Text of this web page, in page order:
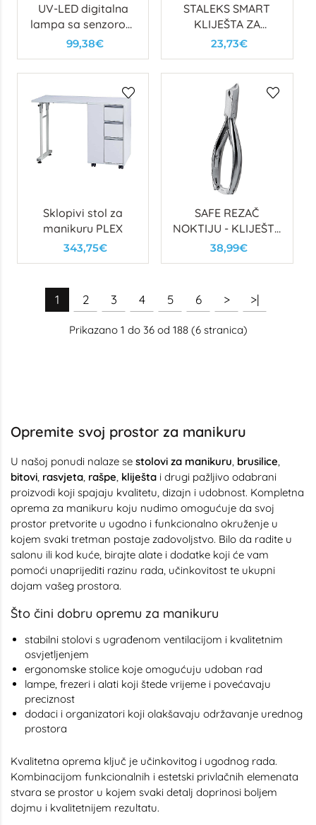
UV-LED digitalna
lampa sa senzorom
pokreta i timerima
99,38€
STALEKS SMART
KLIJEŠTA ZA
KOŽICU 31, 7mm
23,73€
Sklopivi stol za
manikuru PLEX
343,75€
SAFE REZAČ
NOKTIJU - KLIJEŠTA
JEDAN VRH 14cm
38,99€
1 2 3 4 5 6 > >|
Prikazano 1 do 36 od 188 (6 stranica)
Opremite svoj prostor za manikuru
U našoj ponudi nalaze se stolovi za manikuru, brusilice,
bitovi, rasvjeta, rašpe, kliješta i drugi pažljivo odabrani
proizvodi koji spajaju kvalitetu, dizajn i udobnost. Kompletna
oprema za manikuru koju nudimo omogućuje da svoj
prostor pretvorite u ugodno i funkcionalno okruženje u
kojem svaki tretman postaje zadovoljstvo. Bilo da radite u
salonu ili kod kuće, birajte alate i dodatke koji će vam
pomoći unaprijediti razinu rada, učinkovitost te ukupni
dojam vašeg prostora.
Što čini dobru opremu za manikuru
stabilni stolovi s ugrađenom ventilacijom i kvalitetnim
osvjetljenjem
ergonomske stolice koje omogućuju udoban rad
lampe, frezeri i alati koji štede vrijeme i povećavaju
preciznost
dodaci i organizatori koji olakšavaju održavanje urednog
prostora
Kvalitetna oprema ključ je učinkovitog i ugodnog rada.
Kombinacijom funkcionalnih i estetski privlačnih elemenata
stvara se prostor u kojem svaki detalj doprinosi boljem
dojmu i kvalitetnijem rezultatu.